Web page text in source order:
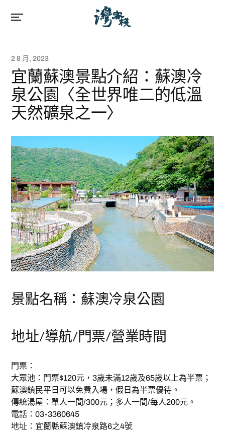
2 8 月, 2023
宜蘭蘇澳景點介紹：蘇澳冷
泉公園〈全世界唯二的低溫
天然礦泉之一〉
景點名稱：蘇澳冷泉公園
地址/導航/門票/營業時間
門票：
大眾池：門票$120元，3歲未滿12歲及65歲以上為半票；
蘇澳鎮民平日可以免費入場，假日為半票優待。
傳統湯屋：單人一間/300元；多人一間/每人200元。
電話：03-3360645
地址：宜蘭縣蘇澳鎮冷泉路6之4號